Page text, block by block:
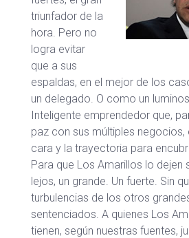
triunfador de la
hora. Pero no
logra evitar
que a sus
espaldas, en el mejor de los
un delegado. O como un
Inteligente emprendedor que,
paz con sus múltiples negocios,
cara y la trayectoria para
Para que Los Amarillos lo dejen
lejos, un grande. Un fuerte. Sin
turbulencias de los otros
sentenciados. A quienes Los
tienen, según nuestras fuentes,